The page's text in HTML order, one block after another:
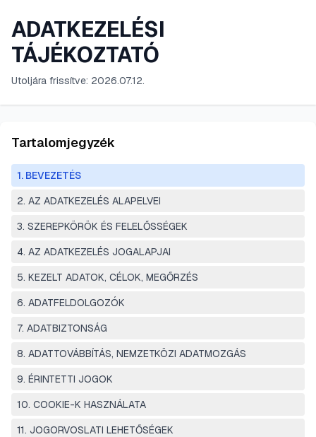
ADATKEZELÉSI
TÁJÉKOZTATÓ
Utoljára frissítve: 2026.07.12.
Tartalomjegyzék
1. BEVEZETÉS
2. AZ ADATKEZELÉS ALAPELVEI
3. SZEREPKÖRÖK ÉS FELELŐSSÉGEK
4. AZ ADATKEZELÉS JOGALAPJAI
5. KEZELT ADATOK, CÉLOK, MEGŐRZÉS
6. ADATFELDOLGOZÓK
7. ADATBIZTONSÁG
8. ADATTOVÁBBÍTÁS, NEMZETKÖZI ADATMOZGÁS
9. ÉRINTETTI JOGOK
10. COOKIE-K HASZNÁLATA
11. JOGORVOSLATI LEHETŐSÉGEK